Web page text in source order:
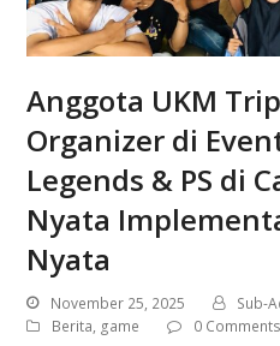
Anggota UKM
Organizer di
Legends & PS di
Nyata
Nyata
November 25, 2025
Sub-
Berita, game 0 Comments